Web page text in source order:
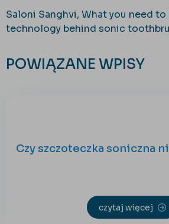
Saloni Sanghvi, What you need
technology behind sonic
POWIĄZANE WPISY
Czy szczoteczka soniczna
czytaj więcej